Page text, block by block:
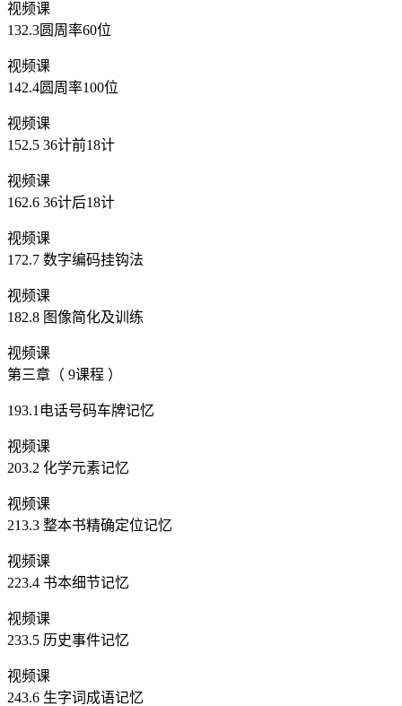
视频课
132.3圆周率60位
视频课
142.4圆周率100位
视频课
152.5 36计前18计
视频课
162.6 36计后18计
视频课
172.7 数字编码挂钩法
视频课
182.8 图像简化及训练
视频课
第三章（ 9课程 ）
193.1电话号码车牌记忆
视频课
203.2 化学元素记忆
视频课
213.3 整本书精确定位记忆
视频课
223.4 书本细节记忆
视频课
233.5 历史事件记忆
视频课
243.6 生字词成语记忆